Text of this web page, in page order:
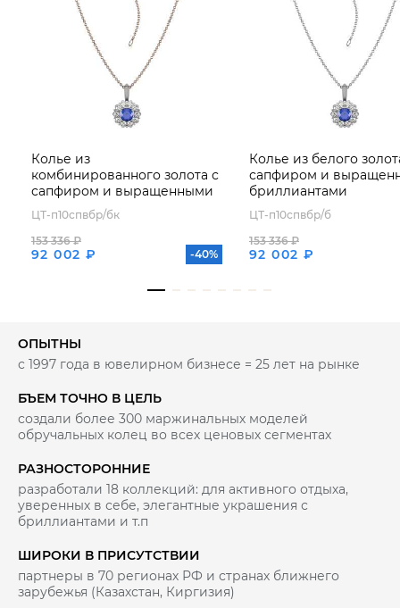
Колье из
комбинированного золота с
сапфиром и выращенными
бриллиантами
ЦТ-п10спвбр/бк
92 002 ₽
153 336 ₽
-40%
Колье из белого
сапфиром и
бриллиантами
ЦТ-п10спвбр/б
92 002 ₽
153 336 ₽
ОПЫТНЫ
с 1997 года в ювелирном бизнесе = 25 лет на рынке
БЪЕМ ТОЧНО В ЦЕЛЬ
создали более 300 маржинальных моделей
обручальных колец во всех ценовых сегментах
РАЗНОСТОРОННИЕ
разработали 18 коллекций: для активного отдыха,
уверенных в себе, элегантные украшения с
бриллиантами и т.п
ШИРОКИ В ПРИСУТСТВИИ
партнеры в 70 регионах РФ и странах ближнего
зарубежья (Казахстан, Киргизия)